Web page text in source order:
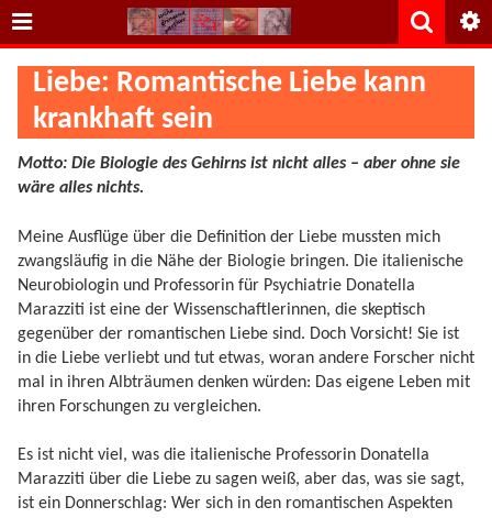
Liebe: Romantische Liebe kann
krankhaft sein
Motto: Die Biologie des Gehirns ist nicht alles – aber ohne sie
wäre alles nichts.
Meine Ausflüge über die Definition der Liebe mussten mich
zwangsläufig in die Nähe der Biologie bringen. Die italienische
Neurobiologin und Professorin für Psychiatrie Donatella
Marazziti ist eine der Wissenschaftlerinnen, die skeptisch
gegenüber der romantischen Liebe sind. Doch Vorsicht! Sie ist
in die Liebe verliebt und tut etwas, woran andere Forscher nicht
mal in ihren Albträumen denken würden: Das eigene Leben mit
ihren Forschungen zu vergleichen.
Es ist nicht viel, was die italienische Professorin Donatella
Marazziti über die Liebe zu sagen weiß, aber das, was sie sagt,
ist ein Donnerschlag: Wer sich in den romantischen Aspekten